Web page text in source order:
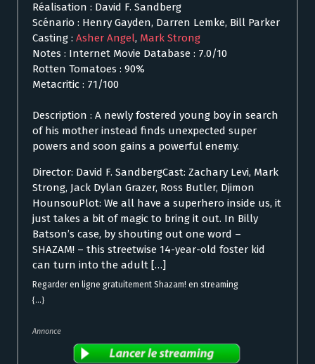
Réalisation : David F. Sandberg
Scénario : Henry Gayden, Darren Lemke, Bill Parker
Casting : Asher Angel, Mark Strong
Notes : Internet Movie Database : 7.0/10
Rotten Tomatoes : 90%
Metacritic : 71/100
Description : A newly fostered young boy in search
of his mother instead finds unexpected super
powers and soon gains a powerful enemy.
Director: David F. SandbergCast: Zachary Levi, Mark
Strong, Jack Dylan Grazer, Ross Butler, Djimon
HounsouPlot: We all have a superhero inside us, it
just takes a bit of magic to bring it out. In Billy
Batson’s case, by shouting out one word –
SHAZAM! – this streetwise 14-year-old foster kid
can turn into the adult […]
Regarder en ligne gratuitement Shazam! en streaming
{...}
Annonce